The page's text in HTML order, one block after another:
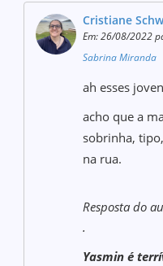
Cristiane
Em: 26/08/2022
Sabrina Miranda
ah esses
acho que a
sobrinha,
na rua.
Resposta do
.
Yasmin é